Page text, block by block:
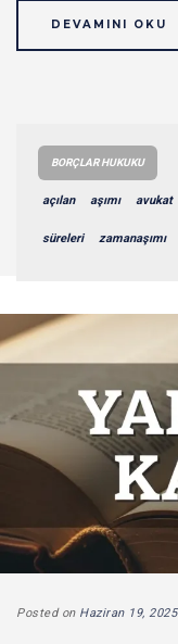
DEVAMINI OKU
BORÇLAR HUKUKU
açılan aşımı avukat
süreleri zamanaşımı
Posted on Haziran 19, 2025